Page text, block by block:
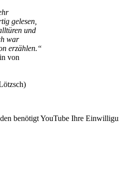
gelesen,
und
war
erzählen.“
von
benötigt YouTube Ihre